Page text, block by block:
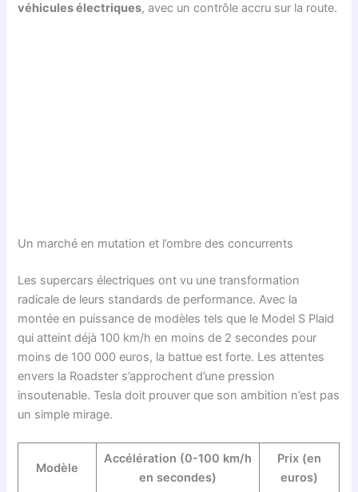
véhicules électriques, avec un contrôle accru sur la route.
Un marché en mutation et l’ombre des concurrents
Les supercars électriques ont vu une transformation
radicale de leurs standards de performance. Avec la
montée en puissance de modèles tels que le Model S Plaid
qui atteint déjà 100 km/h en moins de 2 secondes pour
moins de 100 000 euros, la battue est forte. Les attentes
envers la Roadster s’approchent d’une pression
insoutenable. Tesla doit prouver que son ambition n’est pas
un simple mirage.
Modèle
Accélération (0-100 km/h
en secondes)
Prix (en
euros)